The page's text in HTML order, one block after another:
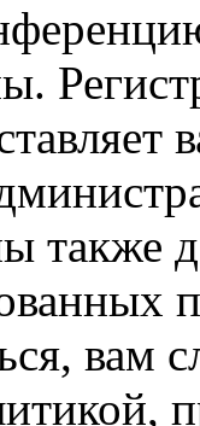
также
вам